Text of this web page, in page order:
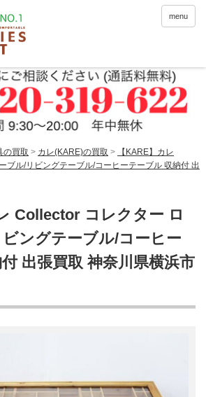
menu
の買取 > カレ(KARE)の買取 >
【KARE】カレ
ブル/リビングテーブル/コーヒーテーブル 収納付 出
Collector コレクター ロ
ングテーブル/コーヒー
出張買取 神奈川県横浜市